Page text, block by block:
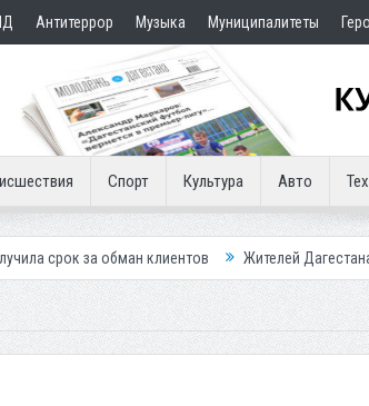
Антитеррор Музыка Муниципалитеты
Спорт Культура Авто
клиентов Жителей Дагестана приглашает в